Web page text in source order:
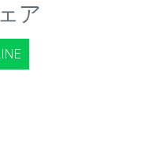
ア